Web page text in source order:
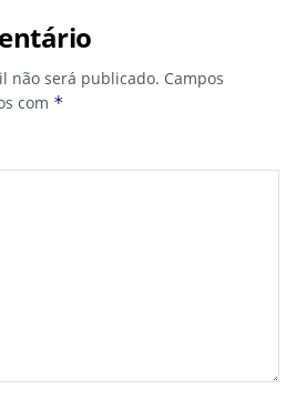
não será publicado. Campos
com *